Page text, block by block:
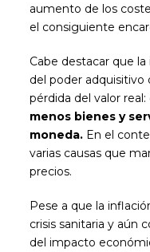
aumento de los
el consiguiente
Cabe destacar que
del poder adquisitivo
pérdida del valor
menos bienes y
moneda. En el
varias causas que
precios.
Pese a que la
crisis sanitaria y aún
del impacto